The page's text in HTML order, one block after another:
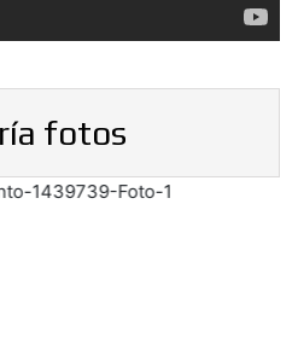
fotos